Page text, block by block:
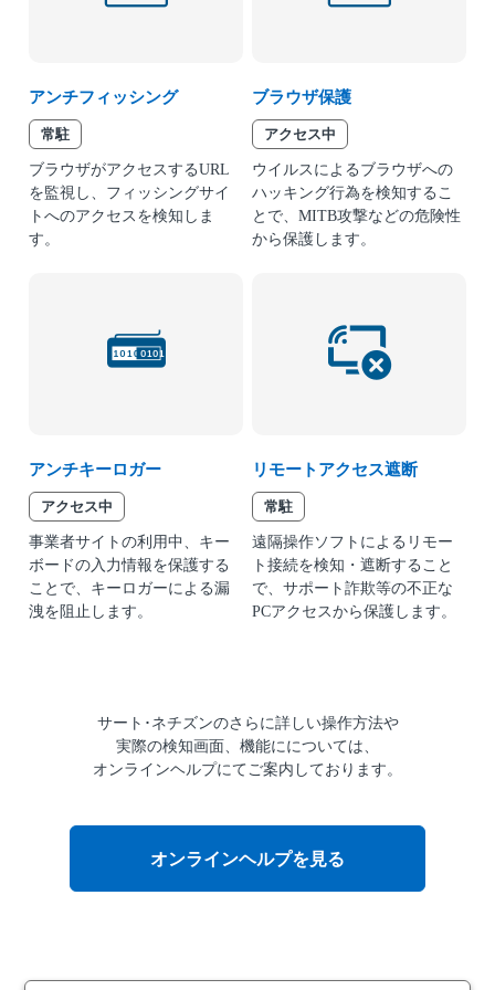
アンチフィッシング
常駐
ブラウザがアクセスするURL
を監視し、フィッシングサイ
トへのアクセスを検知しま
す。
ブラウザ保護
アクセス中
ウイルスによるブラウザへの
ハッキング行為を検知するこ
とで、MITB攻撃などの危険性
から保護します。
アンチキーロガー
アクセス中
事業者サイトの利用中、キー
ボードの入力情報を保護する
ことで、キーロガーによる漏
洩を阻止します。
リモートアクセス遮断
常駐
遠隔操作ソフトによるリモー
ト接続を検知・遮断すること
で、サポート詐欺等の不正な
PCアクセスから保護します。
サート･ネチズンのさらに詳しい操作方法や
実際の検知画面、機能にについては、
オンラインヘルプにてご案内しております。
オンラインヘルプを見る